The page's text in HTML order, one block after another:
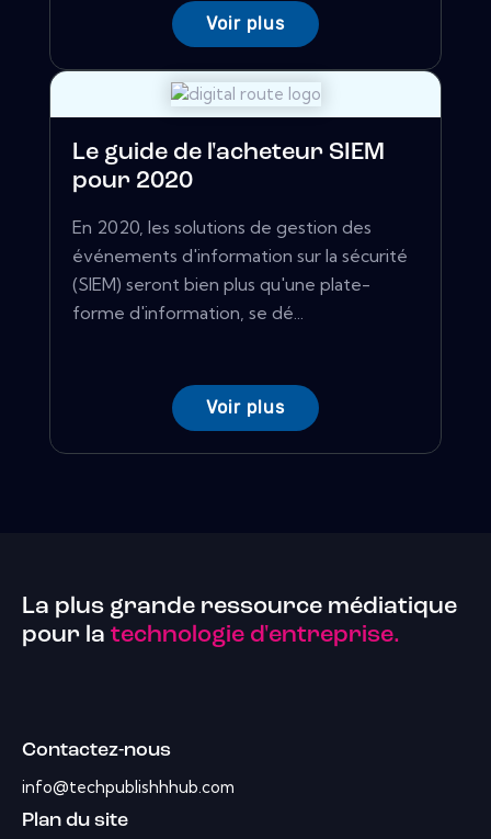
Voir plus
Le guide de l'acheteur SIEM
pour 2020
En 2020, les solutions de gestion des
événements d'information sur la sécurité
(SIEM) seront bien plus qu'une plate-
forme d'information, se dé...
Voir plus
La plus grande ressource médiatique
pour la technologie d'entreprise.
Contactez-nous
info@techpublishhhub.com
Plan du site